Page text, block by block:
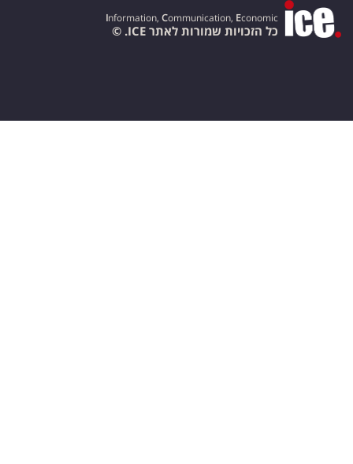
Information, Communication, Economic
כל הזכויות שמורות לאתר ICE. ©